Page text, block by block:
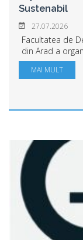
Sustenabil
27.07.2026
Facultatea de
din Arad a
Lumii prin
ateliere
MAI MULT